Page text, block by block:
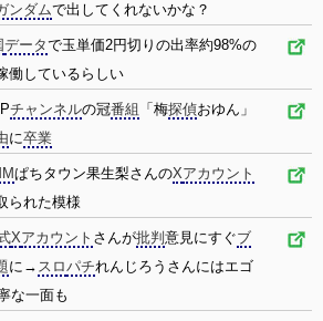
ンダムで出してくれないかな？
データで玉単価2円切りの出率約98%の
働しているらしい
チャンネルの冠番組 「梅探偵おゆん」
に卒業
ぱちタウン果生梨さんのXアカウント
られた模様
Xアカウント さんが批判 意見にすぐブ
に→ スロパチれんじろうさんにはエゴ
な一面も